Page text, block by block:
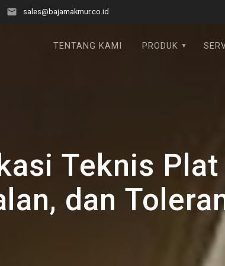
sales@bajamakmur.co.id
TENTANG KAMI PRODUK
Teknis Plat
dan